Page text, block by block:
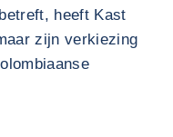
heeft Kast
zijn verkiezing